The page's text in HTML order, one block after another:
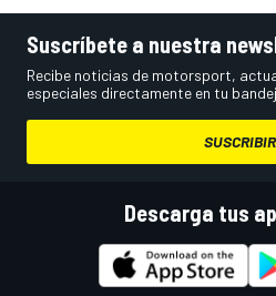
Suscríbete a nuestra
Recibe noticias de motorsport,
especiales directamente en tu
Descarga tus